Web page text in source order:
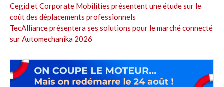
Cegid et Corporate Mobilities présentent une étude sur le
coût des déplacements professionnels
TecAlliance présentera ses solutions pour le marché connecté
sur Automechanika 2026